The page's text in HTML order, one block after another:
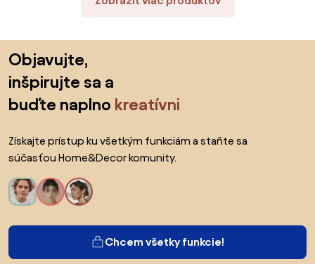
Objavujte,
inšpirujte sa a
buďte naplno kreatívni
Získajte prístup ku všetkým funkciám a staňte sa
súčasťou Home&Decor komunity.
Chcem všetky funkcie!